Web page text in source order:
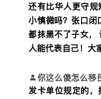
还有比华人更守
小慎微吗？张口闭
都抹黑不了子女，
人能代表自己！大
你这么傻怎么移
发卡单位规定的